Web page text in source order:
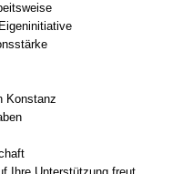
Konstanz